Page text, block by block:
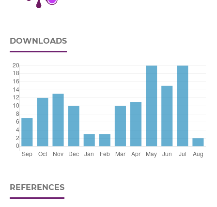
DOWNLOADS
REFERENCES